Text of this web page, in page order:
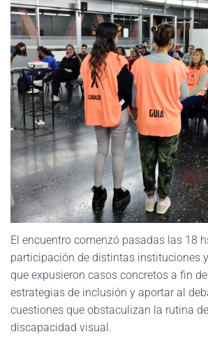
El encuentro comenzó pasadas las 18
participación de distintas instituciones
que expusieron casos concretos a fin
estrategias de inclusión y aportar al
cuestiones que obstaculizan la rutina
discapacidad visual.